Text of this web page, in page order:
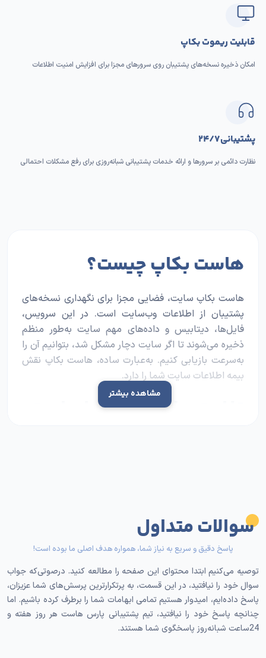
قابلیت ریموت بکاپ
امکان ذخیره نسخه‌های پشتیبان روی سرورهای مجزا برای افزایش امنیت اطلاعات
پشتیبانی ۲۴/۷
نظارت دائمی بر سرورها و ارائه خدمات پشتیبانی شبانه‌روزی برای رفع مشکلات احتمالی
هاست بکاپ چیست؟
هاست بکاپ سایت، فضایی مجزا برای نگهداری نسخه‌های
پشتیبان از اطلاعات وب‌سایت است. در این سرویس،
فایل‌ها، دیتابیس و داده‌های مهم سایت به‌طور منظم
ذخیره می‌شوند تا اگر سایت دچار مشکل شد، بتوانیم آن را
به‌سرعت بازیابی کنیم. به‌عبارت ساده، هاست بکاپ نقش
بیمه اطلاعات سایت شما را دارد.
تفاوت هاست بکاپ با هاست
بکاپ‌ها به‌طور معمول رویسروری جداگانه
تا در صورت خرابی هاست اصلی، اطلاعات از بین نرود.
چرا داشتن هاست بک آپ برای
هر سایتی ضروری است؟
از دست رفتن اطلاعات می‌تواند به‌دلایل مختلفی اتفاق
مشاهده بیشتر
سوالات متداول
پاسخ دقیق و سریع به نیاز شما، همواره هدف اصلی ما بوده است!
توصیه می‌کنیم ابتدا محتوای این صفحه را مطالعه کنید. درصوتی‌که جواب
سوال خود را نیافتید، در این قسمت، به پرتکرارترین پرسش‌های شما عزیزان،
پاسخ داده‌ایم، امیدوار هستیم تمامی ابهامات شما را برطرف کرده باشیم. اما
چنانچه پاسخ خود را نیافتید، تیم پشتیبانی پارس هاست هر روز هفته و
24ساعت شبانه‌روز پاسخگوی شما هستند.